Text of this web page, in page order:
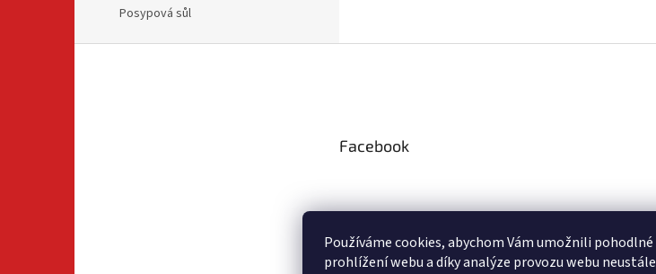
Používáme cookies, abychom Vám umožnili pohodlné
prohlížení webu a díky analýze provozu webu neustále
Posypová sůl
Facebook